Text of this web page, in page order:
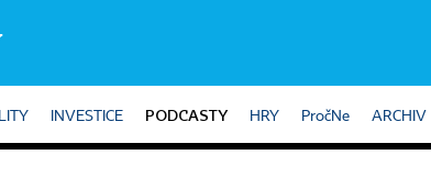
INVESTICE PODCASTY HRY PročNe ARCHIV